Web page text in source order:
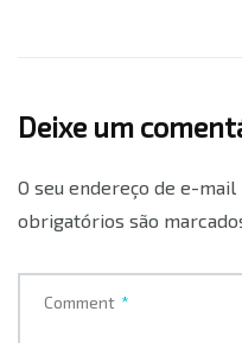
Deixe um
O seu endereço de e-
obrigatórios são
Comment *